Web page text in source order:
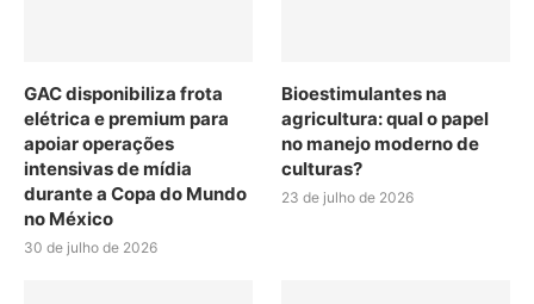
GAC disponibiliza frota
elétrica e premium para
apoiar operações
intensivas de mídia
durante a Copa do Mundo
no México
30 de julho de 2026
Bioestimulantes na
agricultura: qual o papel
no manejo moderno de
culturas?
23 de julho de 2026